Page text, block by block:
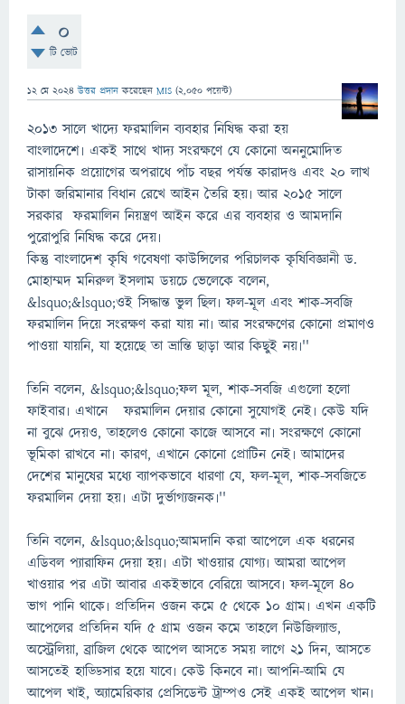
0
টি ভোট
12 মে 2024 উত্তর প্রদান করেছেন MIS (2,050 পয়েন্ট)
২০১৩ সালে খাদ্যে ফরমালিন ব্যবহার নিষিদ্ধ করা হয়
বাংলাদেশে৷ একই সাথে খাদ্য সংরক্ষণে যে কোনো অননুমোদিত
রাসায়নিক প্রয়োগের অপরাধে পাঁচ বছর পর্যন্ত কারাদণ্ড এবং ২০ লাখ
টাকা জরিমানার বিধান রেখে আইন তৈরি হয়৷ আর ২০১৫ সালে
সরকার ফরমালিন নিয়ন্ত্রণ আইন করে এর ব্যবহার ও আমদানি
পুরোপুরি নিষিদ্ধ করে দেয়৷
কিন্তু বাংলাদেশ কৃষি গবেষণা কাউন্সিলের পরিচালক কৃষিবিজ্ঞানী ড.
মোহাম্মদ মনিরুল ইসলাম ডয়চে ভেলেকে বলেন,
&lsquo;&lsquo;ওই সিদ্ধান্ত ভুল ছিল৷ ফল-মূল এবং শাক-সবজি
ফরমালিন দিয়ে সংরক্ষণ করা যায় না৷ আর সংরক্ষণের কোনো প্রমাণও
পাওয়া যায়নি, যা হয়েছে তা ভ্রান্তি ছাড়া আর কিছুই নয়৷''
তিনি বলেন, &lsquo;&lsquo;ফল মূল, শাক-সবজি এগুলো হলো
ফাইবার৷ এখানে ফরমালিন দেয়ার কোনো সুযোগই নেই৷ কেউ যদি
না বুঝে দেয়ও, তাহলেও কোনো কাজে আসবে না৷ সংরক্ষণে কোনো
ভূমিকা রাখবে না৷ কারণ, এখানে কোনো প্রোটিন নেই৷ আমাদের
দেশের মানুষের মধ্যে ব্যাপকভাবে ধারণা যে, ফল-মূল, শাক-সবজিতে
ফরমালিন দেয়া হয়৷ এটা দুর্ভাগ্যজনক৷''
তিনি বলেন, &lsquo;&lsquo;আমদানি করা আপেলে এক ধরনের
এডিবল প্যারাফিন দেয়া হয়৷ এটা খাওয়ার যোগ্য৷ আমরা আপেল
খাওয়ার পর এটা আবার একইভাবে বেরিয়ে আসবে৷ ফল-মূলে ৪০
ভাগ পানি থাকে৷ প্রতিদিন ওজন কমে ৫ থেকে ১০ গ্রাম৷ এখন একটি
আপেলের প্রতিদিন যদি ৫ গ্রাম ওজন কমে তাহলে নিউজিল্যান্ড,
অস্ট্রেলিয়া, ব্রাজিল থেকে আপেল আসতে সময় লাগে ২১ দিন, আসতে
আসতেই হাড্ডিসার হয়ে যাবে৷ কেউ কিনবে না৷ আপনি-আমি যে
আপেল খাই, অ্যামেরিকার প্রেসিডেন্ট ট্রাম্পও সেই একই আপেল খান৷